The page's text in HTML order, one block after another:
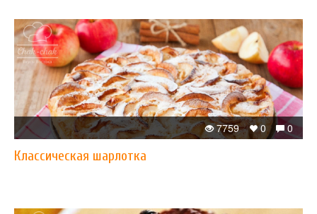
0
0
7759
Классическая шарлотка